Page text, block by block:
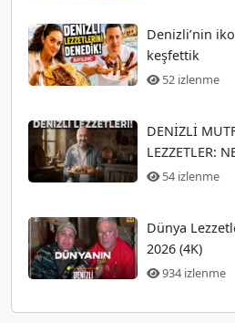
Denizli’nin
keşfettik
52 izlenme
DENİZLİ
LEZZETLER:
54 izlenme
Dünya
2026 (4K)
934 izlenme